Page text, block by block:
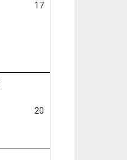
17
20